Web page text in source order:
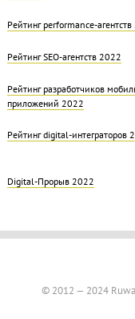
Рейтинг performance-
Рейтинг SEO-агентств 2022
Рейтинг разработчиков
приложений 2022
Рейтинг digital-интеграторов
Digital-Прорыв 2022
© 2012 — 2024